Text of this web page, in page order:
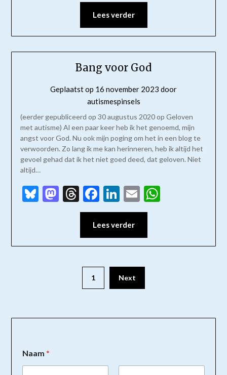
Lees verder
Bang voor God
Geplaatst op 16 november 2023 door
autismespinsels
(eerder gepubliceerd op 30 augustus 2020 op Geloven
met autisme) Al een paar keer heb ik het genoemd, mijn
angst voor God. Nu ook mijn poging om het in een blog te
verwoorden. Zo lang ik me kan herinneren, heb ik altijd het
gevoel gehad dat ik het niet goed deed, dat geloven. Niet
altijd…
Bluesky
Mastodon
Threads
Facebook
LinkedIn
Email
Lees verder
1 Next
Naam*